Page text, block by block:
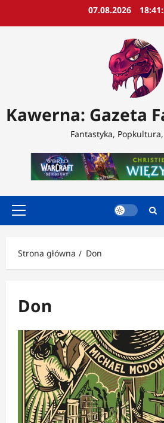
07.08.2026
Kawerna: Gazeta
Fantastyka,
Menu
Strona główna Don
Don